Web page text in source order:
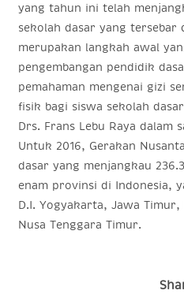
yang tahun ini telah
sekolah dasar yang tersebar
merupakan langkah awal
pengembangan pendidik
pemahaman mengenai gizi
fisik bagi siswa sekolah
Drs. Frans Lebu Raya dalam
Untuk 2016, Gerakan
dasar yang menjangkau
enam provinsi di Indonesia,
D.I. Yogyakarta, Jawa
Nusa Tenggara Timur.